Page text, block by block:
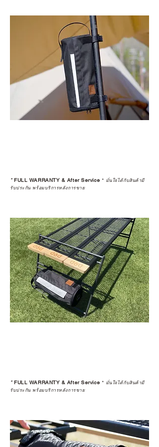
*FULL WARRANTY & After Service * มั่นใจได้กับสินค้ามี
รับประกัน พร้อมบริการหลังการขาย
*FULL WARRANTY & After Service * มั่นใจได้กับสินค้ามี
รับประกัน พร้อมบริการหลังการขาย